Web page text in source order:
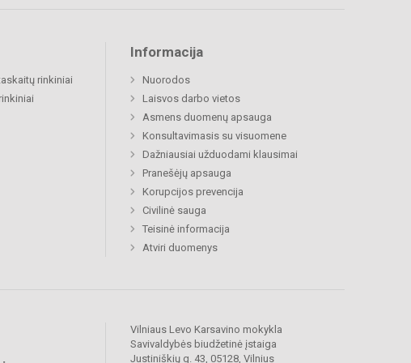
rinkiniai
Informacija
Nuorodos
Laisvos darbo vietos
Asmens duomenų apsauga
Konsultavimasis su visuomene
Dažniausiai užduodami klausimai
Pranešėjų apsauga
Korupcijos prevencija
Civilinė sauga
Teisinė informacija
Atviri duomenys
Vilniaus Levo Karsavino mokykla
Savivaldybės biudžetinė įstaiga
Justiniškių g. 43, 05128, Vilnius